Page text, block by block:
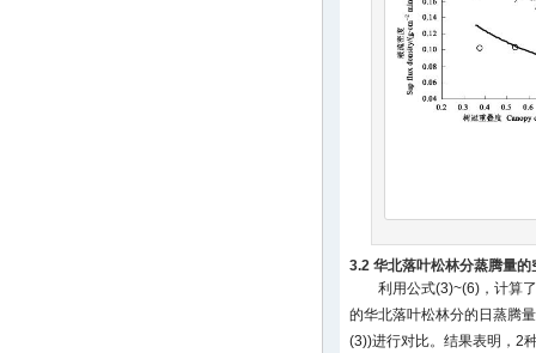
3.2 华北落叶松林分蒸腾量的
利用公式(3)~(6)，计算
的华北落叶松林分的日蒸腾
(3))进行对比。结果表明，2